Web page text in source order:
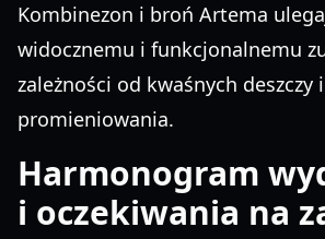
Kombinezon i broń Artema
widocznemu i funkcjonalnemu
zależności od kwaśnych deszczy
promieniowania.
Harmonogram
i oczekiwania na